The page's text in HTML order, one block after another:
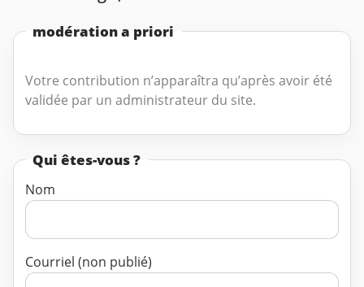
modération a priori
Votre contribution n’apparaîtra qu’après avoir été
validée par un administrateur du site.
Qui êtes-vous ?
Nom
Courriel (non publié)